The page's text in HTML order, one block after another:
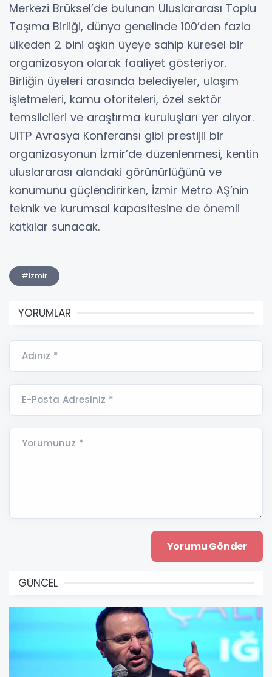
Merkezi Brüksel’de bulunan Uluslararası Toplu
Taşıma Birliği, dünya genelinde 100’den fazla
ülkeden 2 bini aşkın üyeye sahip küresel bir
organizasyon olarak faaliyet gösteriyor.
Birliğin üyeleri arasında belediyeler, ulaşım
işletmeleri, kamu otoriteleri, özel sektör
temsilcileri ve araştırma kuruluşları yer alıyor.
UITP Avrasya Konferansı gibi prestijli bir
organizasyonun İzmir’de düzenlenmesi, kentin
uluslararası alandaki görünürlüğünü ve
konumunu güçlendirirken, İzmir Metro AŞ’nin
teknik ve kurumsal kapasitesine de önemli
katkılar sunacak.
#İzmir
YORUMLAR
Adınız *
E-Posta Adresiniz *
Yorumunuz *
GÜNCEL